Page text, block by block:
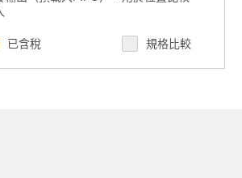
VDC 隔離保護
已含稅 規格比較